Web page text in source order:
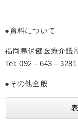
●資料について
福岡県保健医療介護
Tel: 092－643－3281
●その他全般